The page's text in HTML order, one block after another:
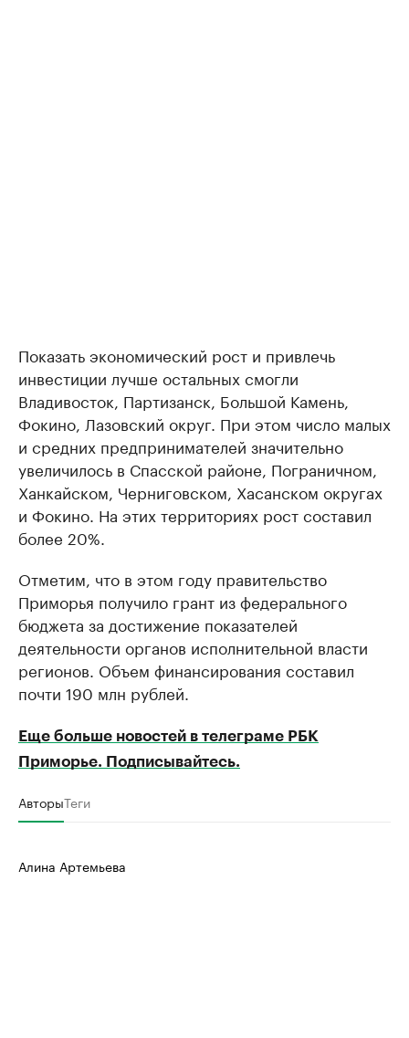
Показать экономический рост и привлечь
инвестиции лучше остальных смогли
Владивосток, Партизанск, Большой Камень,
Фокино, Лазовский округ. При этом число малых
и средних предпринимателей значительно
увеличилось в Спасской районе, Пограничном,
Ханкайском, Черниговском, Хасанском округах
и Фокино. На этих территориях рост составил
более 20%.
Отметим, что в этом году правительство
Приморья получило грант из федерального
бюджета за достижение показателей
деятельности органов исполнительной власти
регионов. Объем финансирования составил
почти 190 млн рублей.
Еще больше новостей в телеграме РБК
Приморье. Подписывайтесь.
АвторыТеги
Алина Артемьева